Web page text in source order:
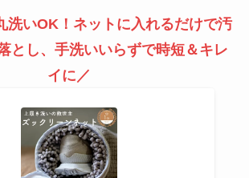
洗いOK！ネットに入れるだけで汚
とし、手洗いいらずで時短＆キレ
イに／